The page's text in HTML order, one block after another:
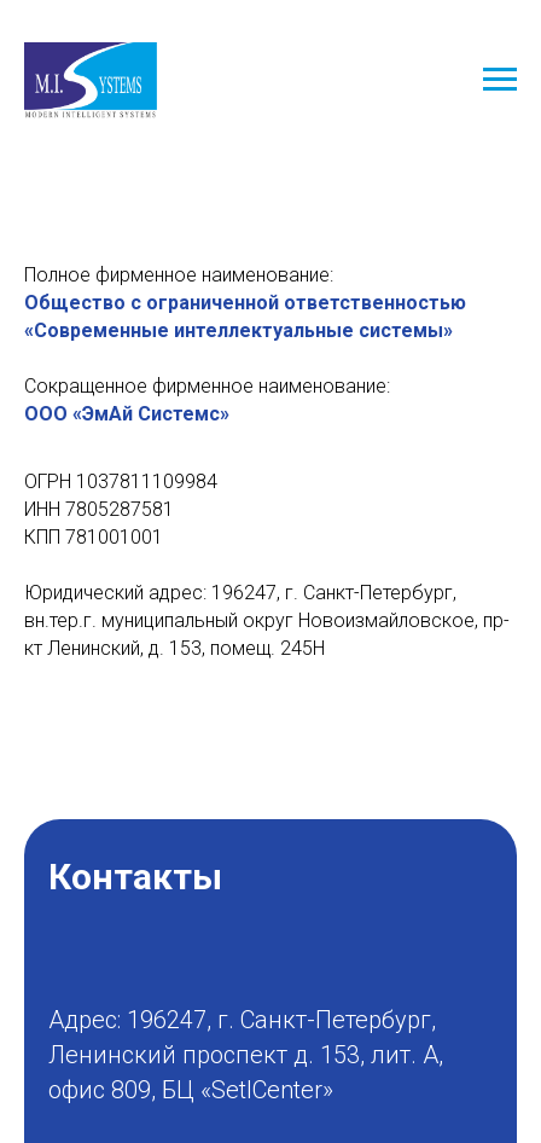
Полное фирменное наименование:
Общество с ограниченной ответственностью
«Современные интеллектуальные системы»
Сокращенное фирменное наименование:
ООО «ЭмАй Системс»
ОГРН 1037811109984
ИНН 7805287581
КПП 781001001
Юридический адрес: 196247, г. Санкт-Петербург,
вн.тер.г. муниципальный округ Новоизмайловское, пр-
кт Ленинский, д. 153, помещ. 245Н
Контакты
Адрес: 196247, г. Санкт-Петербург,
Ленинский проспект д. 153, лит. А,
офис 809, БЦ «SetlCenter»